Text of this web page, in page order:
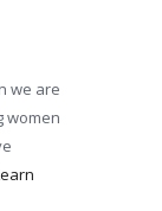
we are
women